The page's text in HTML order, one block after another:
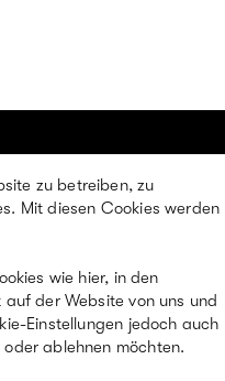
zu betreiben, zu
Mit diesen Cookies werden
wie hier, in den
der Website von uns und
Einstellungen jedoch auch
ablehnen möchten.